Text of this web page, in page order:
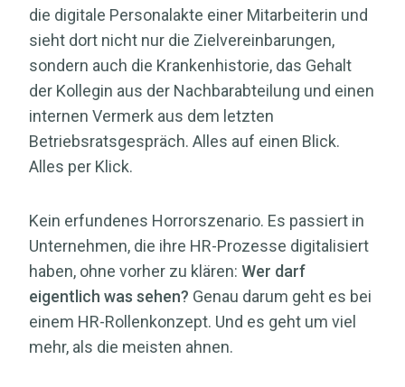
die digitale Personalakte einer Mitarbeiterin und
sieht dort nicht nur die Zielvereinbarungen,
sondern auch die Krankenhistorie, das Gehalt
der Kollegin aus der Nachbarabteilung und einen
internen Vermerk aus dem letzten
Betriebsratsgespräch. Alles auf einen Blick.
Alles per Klick.
Kein erfundenes Horrorszenario. Es passiert in
Unternehmen, die ihre HR-Prozesse digitalisiert
haben, ohne vorher zu klären: Wer darf
eigentlich was sehen? Genau darum geht es bei
einem HR-Rollenkonzept. Und es geht um viel
mehr, als die meisten ahnen.